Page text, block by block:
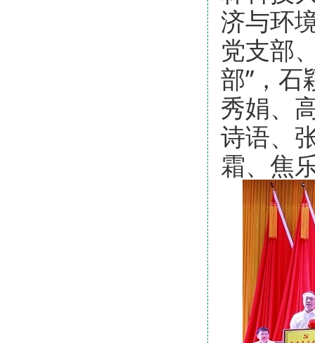
济与环
党支部
部”，石
秀娟、
诗语、
霜、焦